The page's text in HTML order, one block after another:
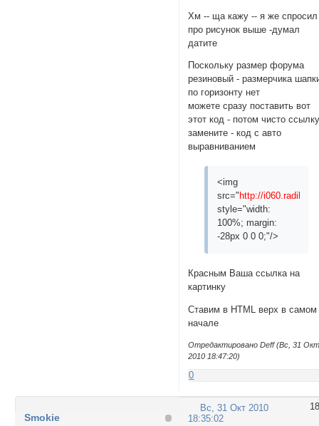
Хм -- ща кажу -- я же спросил
про рисунок выше -думал
датите
Поскольку размер форума
резиновый - размерчика
по горизонту нет
можете сразу поставить вот
этот код - потом чисто
замените - код с авто
выравниванием
<img
src=" http://
style="width:
100%; margin:
-28px 0 0 0;"/>
Красным Ваша ссылка на
картинку
Ставим в HTML верх в самом
начале
Отредактировано Deff (Вс, 31
2010 18:47:20)
0
18
Вс, 31 Окт 2010
18:35:02
Smokie